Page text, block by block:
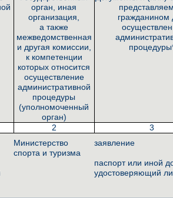
орган, иная
организация,
а также
межведомственная
и другая комиссии,
к компетенции
которых относится
осуществление
административной
процедуры
(уполномоченный
орган)
гражданином
2
3
Министерство
спорта и туризма
заявление
паспорт или иной
удостоверяющий